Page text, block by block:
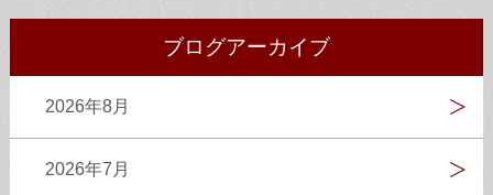
ブログアーカイブ
2026年8月
2026年7月